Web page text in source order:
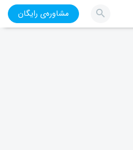
مشاوره‌ی رایگان